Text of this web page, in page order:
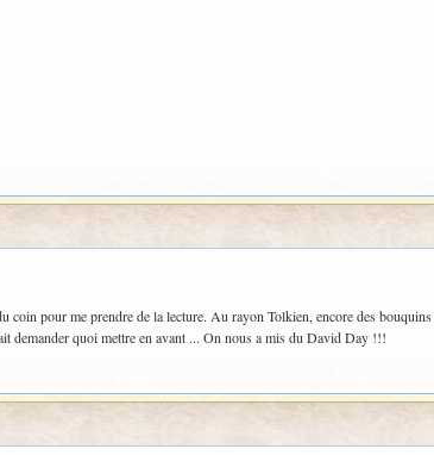
coin pour me prendre de la lecture. Au rayon Tolkien, encore des
demander quoi mettre en avant ... On nous a mis du David Day !!!